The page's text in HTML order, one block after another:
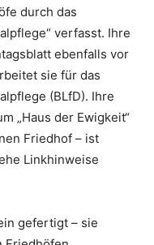
durch das
verfasst. Ihre
ebenfalls vor
sie für das
(BLfD). Ihre
„Haus der Ewigkeit“
Friedhof – ist
Linkhinweise
gefertigt – sie